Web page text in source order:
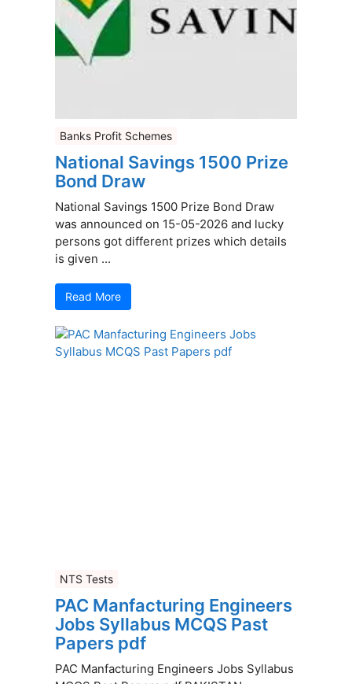
Banks Profit Schemes
National Savings 1500 Prize
Bond Draw
National Savings 1500 Prize Bond Draw
was announced on 15-05-2026 and lucky
persons got different prizes which details
is given ...
Read More
NTS Tests
PAC Manfacturing Engineers
Jobs Syllabus MCQS Past
Papers pdf
PAC Manfacturing Engineers Jobs Syllabus